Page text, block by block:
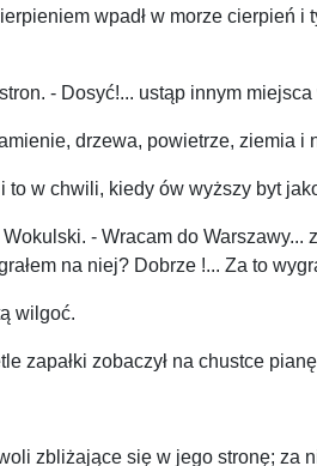
wpadł w morze cierpień i
- Dosyć!... ustąp innym
drzewa, powietrze, ziemia
w chwili, kiedy ów wyższy byt
Wokulski. - Wracam do
na niej? Dobrze !... Za to
wilgoć.
zapałki zobaczył na chustce
zbliżające się w jego stronę; za